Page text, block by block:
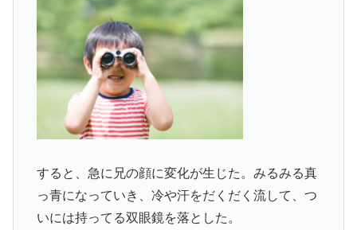
すると、急に兄の顔に変化が生じた。みるみる真
っ青になっていき、冷や汗をだくだく流して、つ
いには持ってる双眼鏡を落とした。